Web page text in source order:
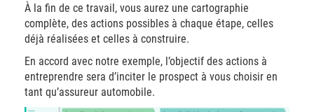
À la fin de ce travail, vous aurez une cartographie
complète, des actions possibles à chaque étape, celles
déjà réalisées et celles à construire.
En accord avec notre exemple, l’objectif des actions à
entreprendre sera d’inciter le prospect à vous choisir en
tant qu’assureur automobile.